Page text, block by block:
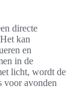
directe
kan
en
in de
licht, wordt de
voor avonden